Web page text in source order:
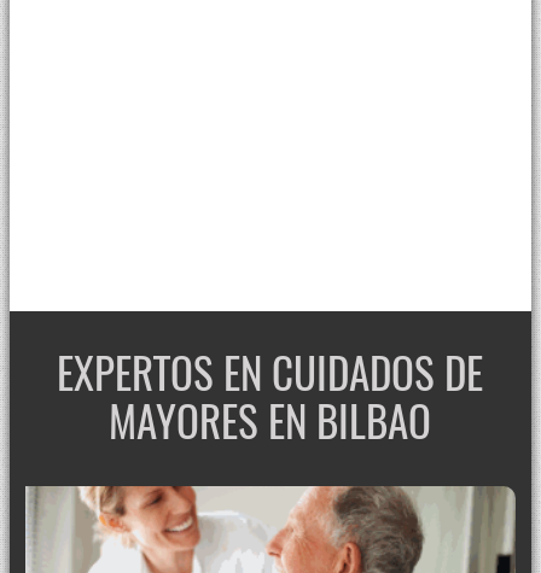
EXPERTOS EN CUIDADOS DE
MAYORES EN BILBAO